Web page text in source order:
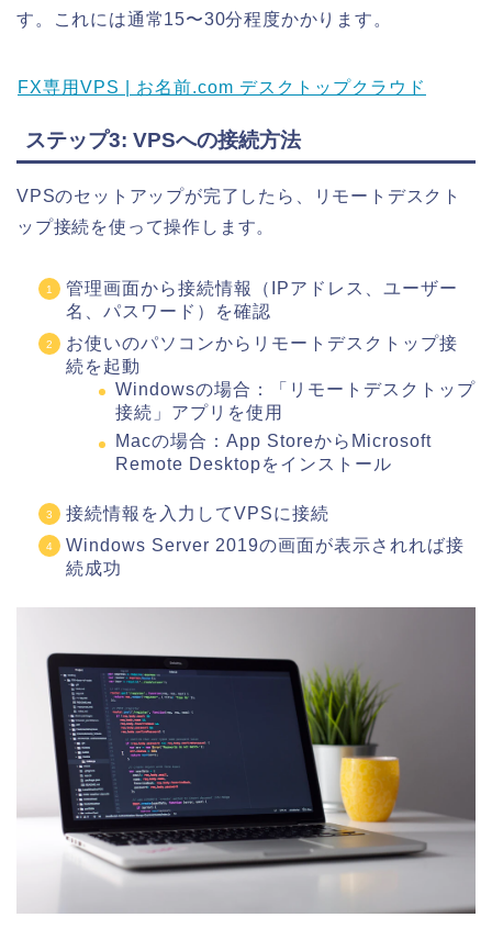
す。これには通常15〜30分程度かかります。
FX専用VPS | お名前.com デスクトップクラウド
ステップ3: VPSへの接続方法
VPSのセットアップが完了したら、リモートデスクト
ップ接続を使って操作します。
管理画面から接続情報（IPアドレス、ユーザー
名、パスワード）を確認
お使いのパソコンからリモートデスクトップ接
続を起動
Windowsの場合：「リモートデスクトップ
接続」アプリを使用
Macの場合：App StoreからMicrosoft
Remote Desktopをインストール
接続情報を入力してVPSに接続
Windows Server 2019の画面が表示されれば接
続成功